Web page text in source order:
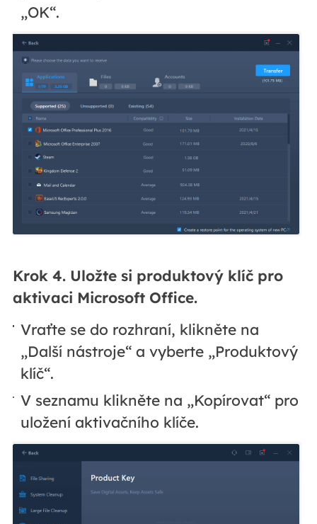
„OK“.
Krok 4. Uložte si produktový klíč pro
aktivaci Microsoft Office.
Vraťte se do rozhraní, klikněte na
„Další nástroje“ a vyberte „Produktový
klíč“.
V seznamu klikněte na „Kopírovat“ pro
uložení aktivačního klíče.